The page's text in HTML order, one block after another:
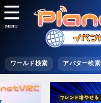
ワールド検索 アバター検索
MENU